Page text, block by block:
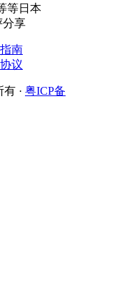
等日本
分享
南
议
有 · 粤ICP备